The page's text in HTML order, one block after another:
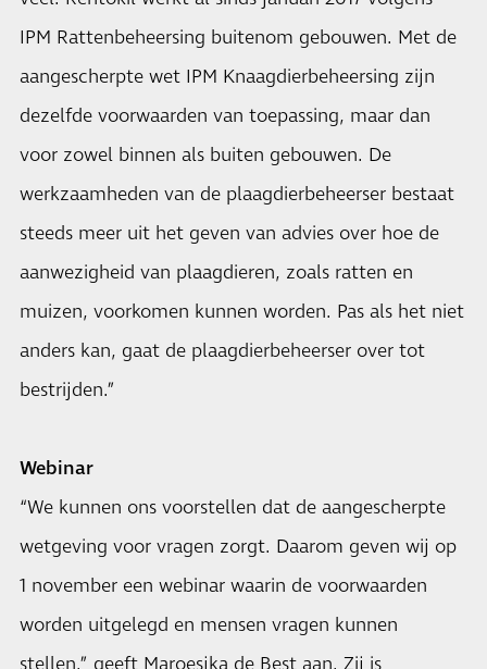
IPM Rattenbeheersing buitenom gebouwen. Met de
aangescherpte wet IPM Knaagdierbeheersing zijn
dezelfde voorwaarden van toepassing, maar dan
voor zowel binnen als buiten gebouwen. De
werkzaamheden van de plaagdierbeheerser bestaat
steeds meer uit het geven van advies over hoe de
aanwezigheid van plaagdieren, zoals ratten en
muizen, voorkomen kunnen worden. Pas als het niet
anders kan, gaat de plaagdierbeheerser over tot
bestrijden.”
Webinar
“We kunnen ons voorstellen dat de aangescherpte
wetgeving voor vragen zorgt. Daarom geven wij op
1 november een webinar waarin de voorwaarden
worden uitgelegd en mensen vragen kunnen